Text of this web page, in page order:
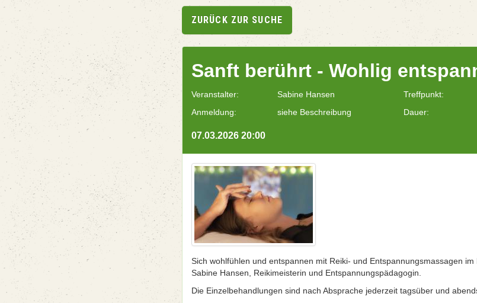
ZURÜCK ZUR SUCHE
Sanft berührt - Wohlig
Veranstalter: Sabine Hansen Treffpunkt:
Anmeldung:
siehe Beschreibung Dauer:
07.03.2026 20:00
Sich wohlfühlen und entspannen mit Reiki- und Entspannungsmassagen im
Sabine Hansen, Reikimeisterin und Entspannungspädagogin.
Die Einzelbehandlungen sind nach Absprache jederzeit tagsüber und